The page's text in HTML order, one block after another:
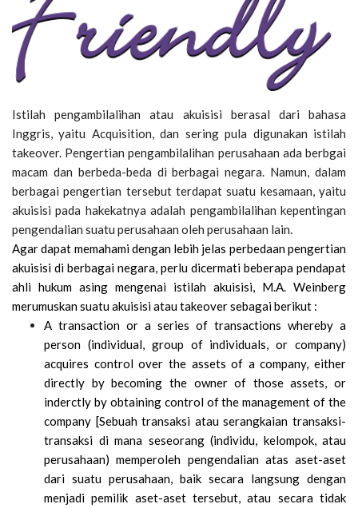
Istilah pengambilalihan atau akuisisi berasal dari bahasa
Inggris, yaitu Acquisition, dan sering pula digunakan istilah
takeover. Pengertian pengambilalihan perusahaan ada berbgai
macam dan berbeda-beda di berbagai negara. Namun, dalam
berbagai pengertian tersebut terdapat suatu kesamaan, yaitu
akuisisi pada hakekatnya adalah pengambilalihan kepentingan
pengendalian suatu perusahaan oleh perusahaan lain.
Agar dapat memahami dengan lebih jelas perbedaan pengertian
akuisisi di berbagai negara, perlu dicermati beberapa pendapat
ahli hukum asing mengenai istilah akuisisi, M.A. Weinberg
merumuskan suatu akuisisi atau takeover sebagai berikut :
A transaction or a series of transactions whereby a
person (individual, group of individuals, or company)
acquires control over the assets of a company, either
directly by becoming the owner of those assets, or
inderctly by obtaining control of the management of the
company [Sebuah transaksi atau serangkaian transaksi-
transaksi di mana seseorang (individu, kelompok, atau
perusahaan) memperoleh pengendalian atas aset-aset
dari suatu perusahaan, baik secara langsung dengan
menjadi pemilik aset-aset tersebut, atau secara tidak